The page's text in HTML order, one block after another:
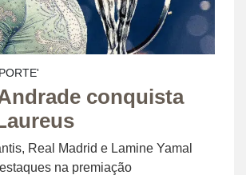
conquista
Real Madrid e Lamine Yamal
na premiação